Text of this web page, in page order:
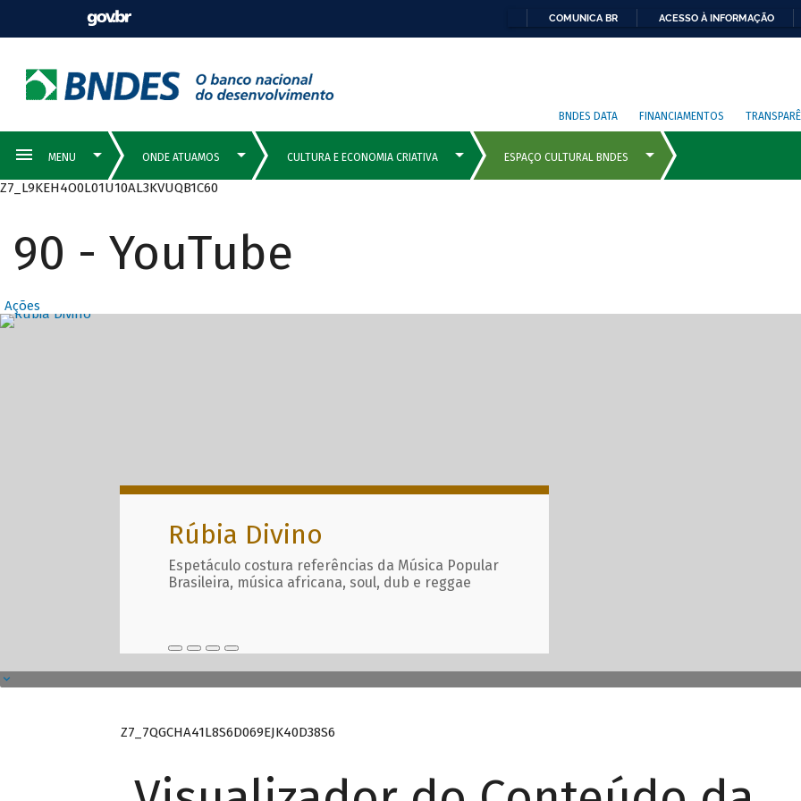
COMUNICA BR ACESSO À INFORMAÇÃO
BNDES DATA FINANCIAMENTOS
Z7_L9KEH4O0L01U10AL3KVUQB1C60
90 - YouTube
Ações
Destaques Principais com
Rúbia Divino
Espetáculo costura referências da Música Popular
Brasileira, música africana, soul, dub e reggae
Z7_7QGCHA41L8S6D069EJK40D38S6